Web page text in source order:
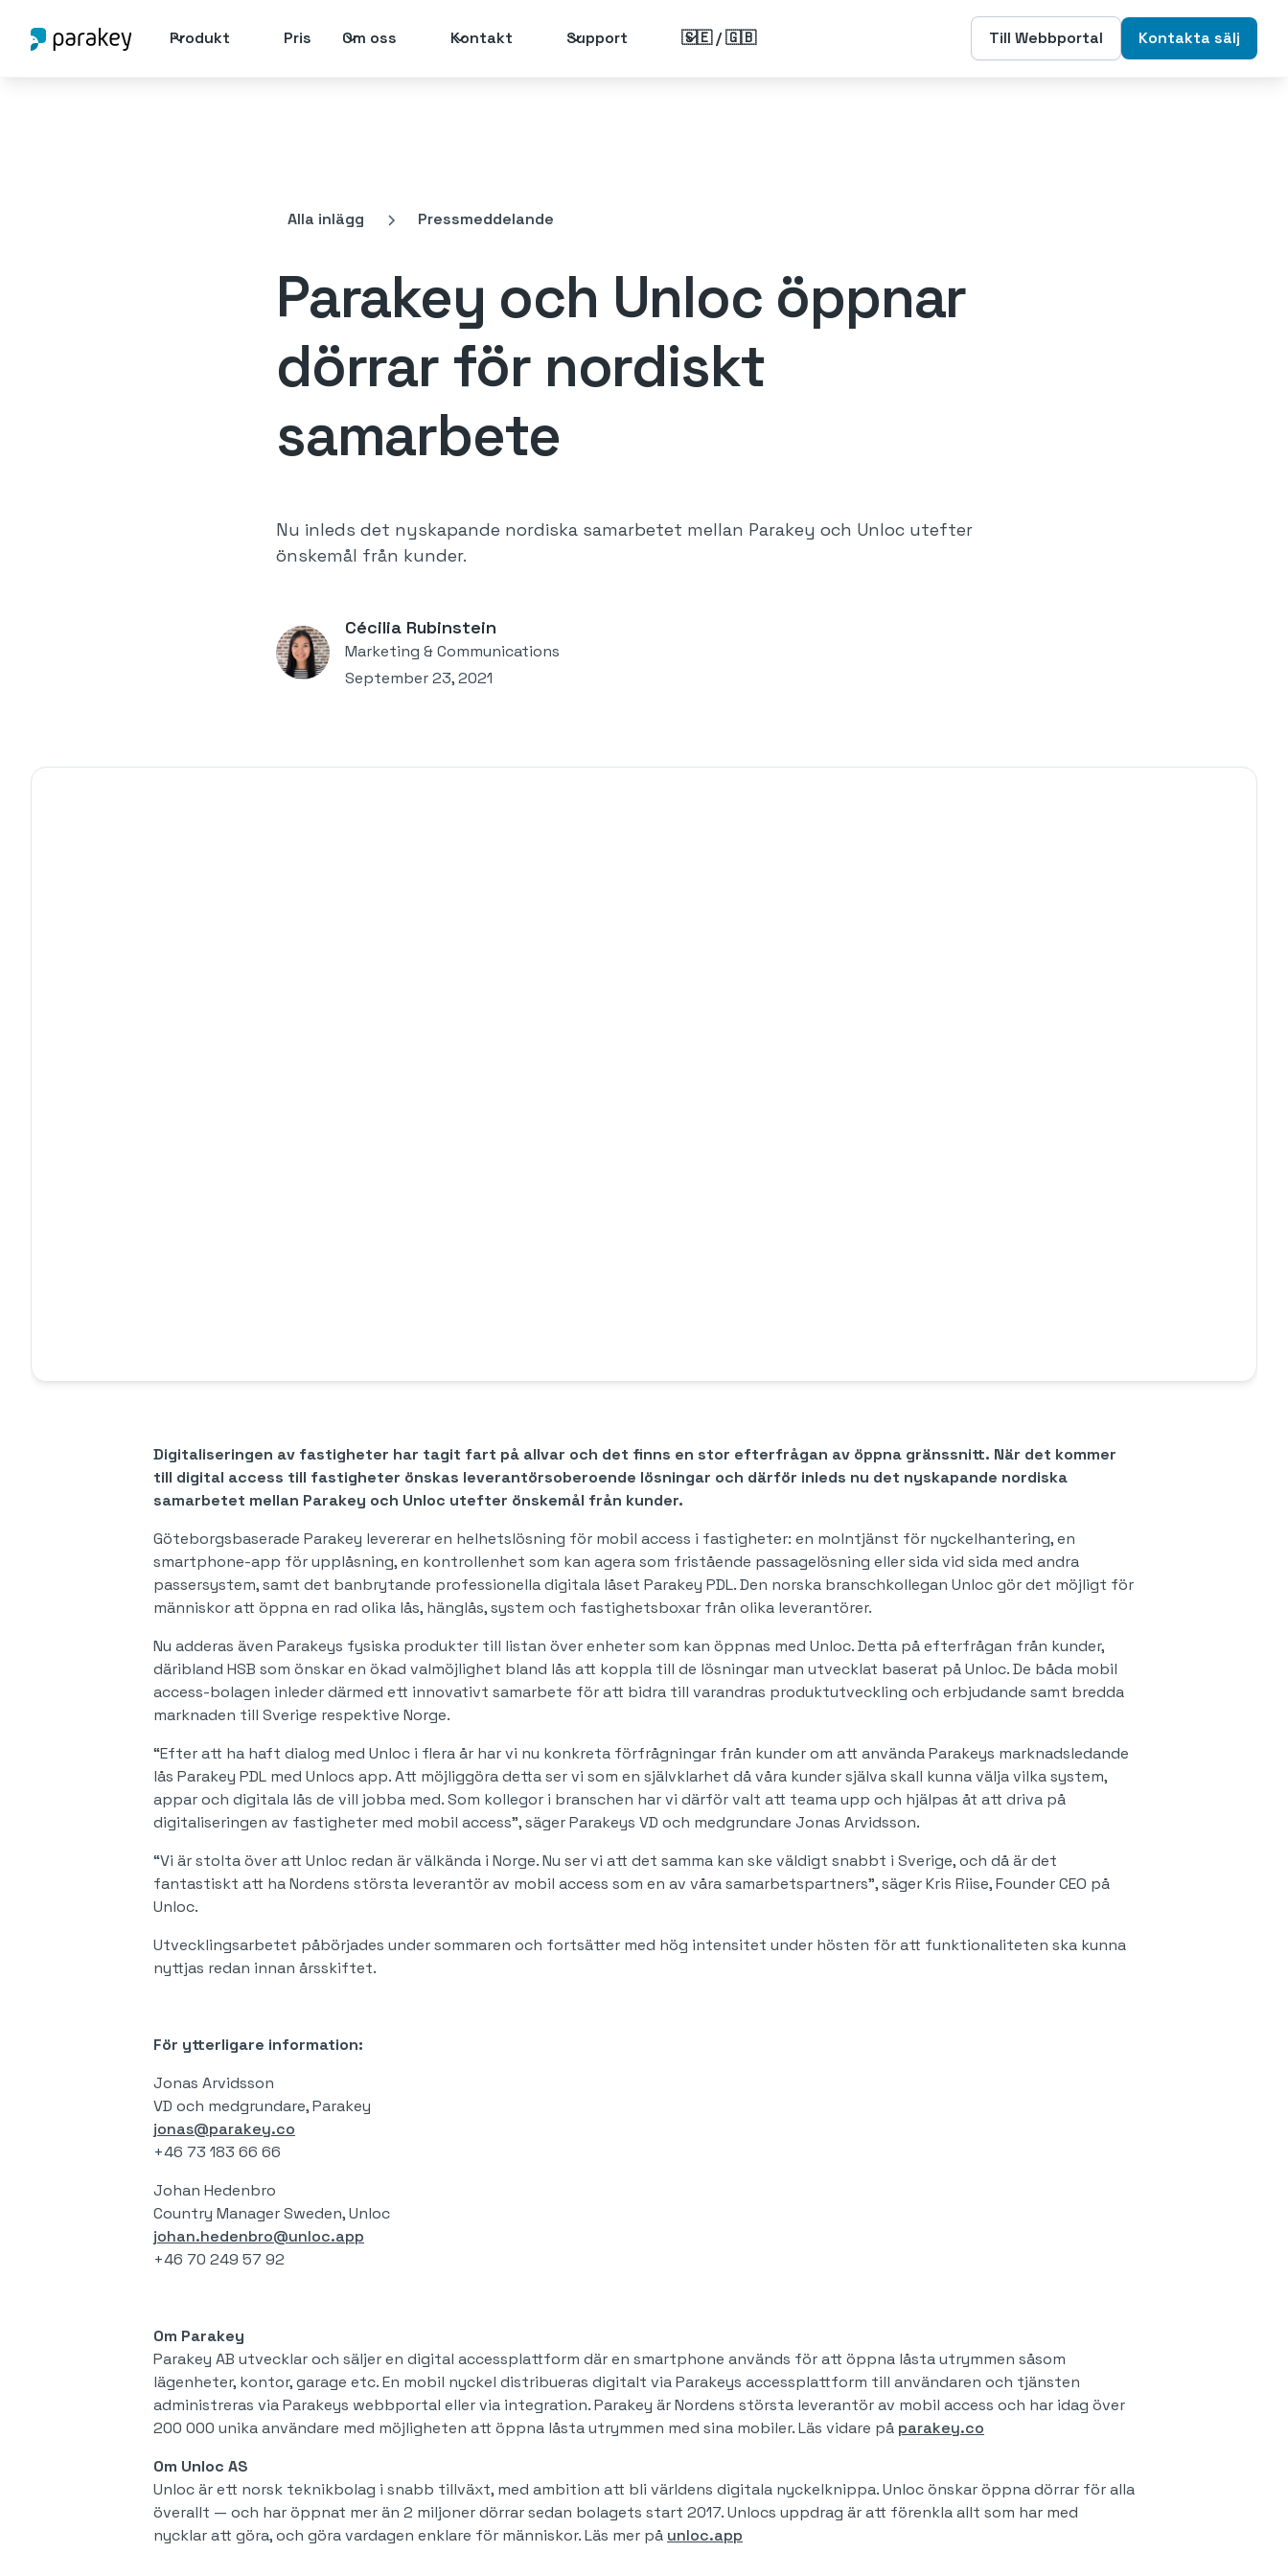
Produkt Pris Om oss Kontakt Support 🇸🇪 / 🇬🇧 Till Webbportal Kontakta sälj
Alla inlägg Pressmeddelande
Parakey och Unloc öppnar
dörrar för nordiskt
samarbete
Nu inleds det nyskapande nordiska samarbetet mellan Parakey och Unloc utefter
önskemål från kunder.
Cécilia Rubinstein
Marketing & Communications
September 23, 2021
Digitaliseringen av fastigheter har tagit fart på allvar och det finns en stor efterfrågan av öppna gränssnitt. När det kommer
till digital access till fastigheter önskas leverantörsoberoende lösningar och därför inleds nu det nyskapande nordiska
samarbetet mellan Parakey och Unloc utefter önskemål från kunder.
Göteborgsbaserade Parakey levererar en helhetslösning för mobil access i fastigheter: en molntjänst för nyckelhantering, en
smartphone-app för upplåsning, en kontrollenhet som kan agera som fristående passagelösning eller sida vid sida med andra
passersystem, samt det banbrytande professionella digitala låset Parakey PDL. Den norska branschkollegan Unloc gör det möjligt för
människor att öppna en rad olika lås, hänglås, system och fastighetsboxar från olika leverantörer.
Nu adderas även Parakeys fysiska produkter till listan över enheter som kan öppnas med Unloc. Detta på efterfrågan från kunder,
däribland HSB som önskar en ökad valmöjlighet bland lås att koppla till de lösningar man utvecklat baserat på Unloc. De båda mobil
access-bolagen inleder därmed ett innovativt samarbete för att bidra till varandras produktutveckling och erbjudande samt bredda
marknaden till Sverige respektive Norge.
“Efter att ha haft dialog med Unloc i flera år har vi nu konkreta förfrågningar från kunder om att använda Parakeys marknadsledande
lås Parakey PDL med Unlocs app. Att möjliggöra detta ser vi som en självklarhet då våra kunder själva skall kunna välja vilka system,
appar och digitala lås de vill jobba med. Som kollegor i branschen har vi därför valt att teama upp och hjälpas åt att driva på
digitaliseringen av fastigheter med mobil access”, säger Parakeys VD och medgrundare Jonas Arvidsson.
“Vi är stolta över att Unloc redan är välkända i Norge. Nu ser vi att det samma kan ske väldigt snabbt i Sverige, och då är det
fantastiskt att ha Nordens största leverantör av mobil access som en av våra samarbetspartners”, säger Kris Riise, Founder CEO på
Unloc.
Utvecklingsarbetet påbörjades under sommaren och fortsätter med hög intensitet under hösten för att funktionaliteten ska kunna
nyttjas redan innan årsskiftet.
För ytterligare information:
Jonas Arvidsson
VD och medgrundare, Parakey
jonas@parakey.co
+46 73 183 66 66
Johan Hedenbro
Country Manager Sweden, Unloc
johan.hedenbro@unloc.app
+46 70 249 57 92
‍Om Parakey
Parakey AB utvecklar och säljer en digital accessplattform där en smartphone används för att öppna låsta utrymmen såsom
lägenheter, kontor, garage etc. En mobil nyckel distribueras digitalt via Parakeys accessplattform till användaren och tjänsten
administreras via Parakeys webbportal eller via integration. Parakey är Nordens största leverantör av mobil access och har idag över
200 000 unika användare med möjligheten att öppna låsta utrymmen med sina mobiler. Läs vidare på parakey.co
Om Unloc AS
Unloc är ett norsk teknikbolag i snabb tillväxt, med ambition att bli världens digitala nyckelknippa. Unloc önskar öppna dörrar för alla
överallt — och har öppnat mer än 2 miljoner dörrar sedan bolagets start 2017. Unlocs uppdrag är att förenkla allt som har med
nycklar att göra, och göra vardagen enklare för människor. Läs mer på unloc.app